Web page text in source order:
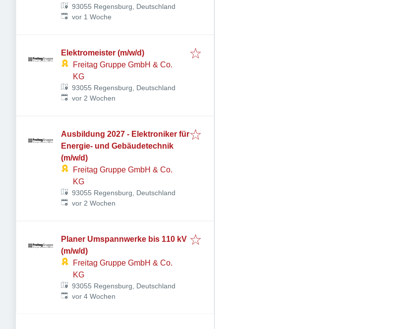
93055 Regensburg, Deutschland
Veröffentlicht:
vor 1 Woche
Elektromeister (m/w/d)
Freitag Gruppe GmbH & Co.
KG
93055 Regensburg, Deutschland
Veröffentlicht:
vor 2 Wochen
Ausbildung 2027 - Elektroniker für
Energie- und Gebäudetechnik
(m/w/d)
Freitag Gruppe GmbH & Co.
KG
93055 Regensburg, Deutschland
Veröffentlicht:
vor 2 Wochen
Planer Umspannwerke bis 110 kV
(m/w/d)
Freitag Gruppe GmbH & Co.
KG
93055 Regensburg, Deutschland
Veröffentlicht:
vor 4 Wochen